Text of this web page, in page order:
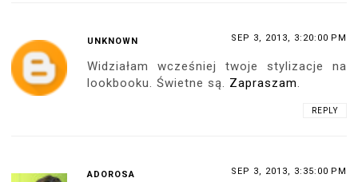
UNKNOWN SEP 3, 2013, 3:20:00 PM
Widziałam wcześniej twoje stylizacje na
lookbooku. Świetne są. Zapraszam
REPLY
ADOROSA SEP 3, 2013, 3:35:00 PM